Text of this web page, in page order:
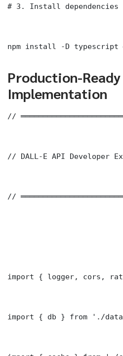
# 3. Install dependencies
npm install -D typescript
Production-Ready
Implementation
//
// DALL-E API Developer
//
import { logger, cors,
import { db } from './